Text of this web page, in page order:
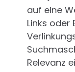
auf eine
Links oder
Relevanz